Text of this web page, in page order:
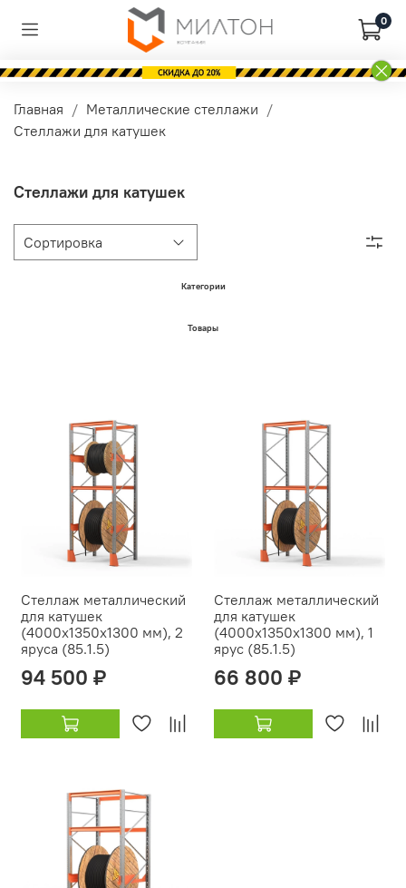
0
Главная
Металлические стеллажи
Стеллажи для катушек
Стеллажи для катушек
Категории
Товары
Стеллаж металлический
для катушек
(4000х1350х1300 мм), 2
яруса (85.1.5)
94 500 ₽
Стеллаж металлический
для катушек
(4000х1350х1300 мм), 1
ярус (85.1.5)
66 800 ₽